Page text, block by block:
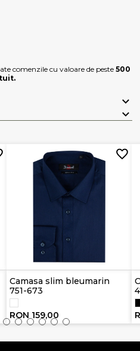
comenzile cu valoare de peste500
Camasa slim bleumarin
751-673
RON 159,00